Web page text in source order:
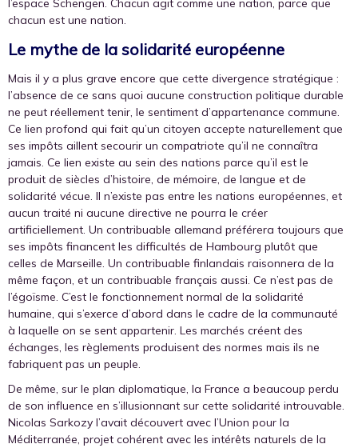
l’espace Schengen. Chacun agit comme une nation, parce que
chacun est une nation.
Le mythe de la solidarité européenne
Mais il y a plus grave encore que cette divergence stratégique :
l’absence de ce sans quoi aucune construction politique durable
ne peut réellement tenir, le sentiment d’appartenance commune.
Ce lien profond qui fait qu’un citoyen accepte naturellement que
ses impôts aillent secourir un compatriote qu’il ne connaîtra
jamais. Ce lien existe au sein des nations parce qu’il est le
produit de siècles d’histoire, de mémoire, de langue et de
solidarité vécue. Il n’existe pas entre les nations européennes, et
aucun traité ni aucune directive ne pourra le créer
artificiellement. Un contribuable allemand préférera toujours que
ses impôts financent les difficultés de Hambourg plutôt que
celles de Marseille. Un contribuable finlandais raisonnera de la
même façon, et un contribuable français aussi. Ce n’est pas de
l’égoïsme. C’est le fonctionnement normal de la solidarité
humaine, qui s’exerce d’abord dans le cadre de la communauté
à laquelle on se sent appartenir. Les marchés créent des
échanges, les règlements produisent des normes mais ils ne
fabriquent pas un peuple.
De même, sur le plan diplomatique, la France a beaucoup perdu
de son influence en s’illusionnant sur cette solidarité introuvable.
Nicolas Sarkozy l’avait découvert avec l’Union pour la
Méditerranée, projet cohérent avec les intérêts naturels de la